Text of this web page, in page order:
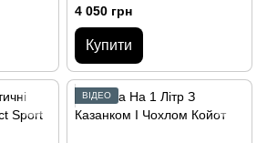
4 050 грн
Купити
ВІДЕО